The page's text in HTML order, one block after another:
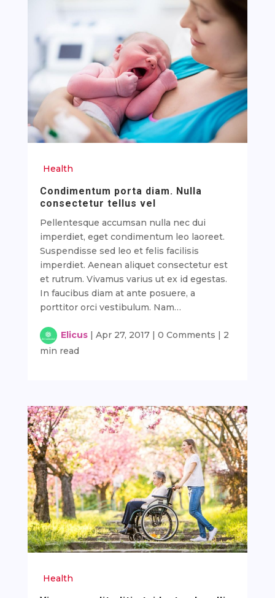
Health
Condimentum porta diam. Nulla
consectetur tellus vel
Pellentesque accumsan nulla nec dui
imperdiet, eget condimentum leo laoreet.
Suspendisse sed leo et felis facilisis
imperdiet. Aenean aliquet consectetur est
et rutrum. Vivamus varius ut ex id egestas.
In faucibus diam at ante posuere, a
porttitor orci vestibulum. Nam…
Elicus| Apr 27, 2017| 0 Comments | 2
min read
Health